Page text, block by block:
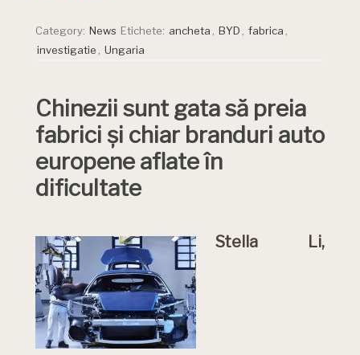
Category: News Etichete: ancheta BYD fabrica
investigatie
Ungaria
Chinezii sunt gata să preia
fabrici și chiar branduri auto
europene aflate în
dificultate
Stella Li,